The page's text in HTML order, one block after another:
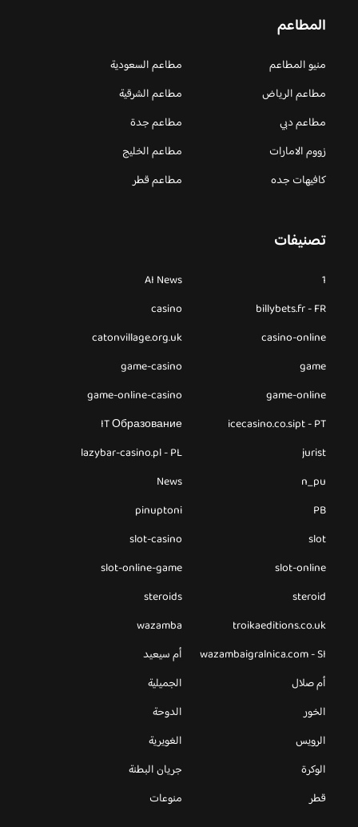
المطاعم
منيو المطاعم
مطاعم السعودية
مطاعم الرياض
مطاعم الشرقية
مطاعم دبي
مطاعم جدة
زووم الامارات
مطاعم الخليج
كافيهات جده
مطاعم قطر
تصنيفات
1
AI News
billybets.fr - FR
casino
casino-online
catonvillage.org.uk
game
game-casino
game-online
game-online-casino
icecasino.co.sipt - PT
IT Образование
jurist
lazybar-casino.pl - PL
n_pu
News
PB
pinuptoni
slot
slot-casino
slot-online
slot-online-game
steroid
steroids
troikaeditions.co.uk
wazamba
wazambaigralnica.com - SI
أم سيعيد
أم صلال
الجميلية
الخور
الدوحة
الرويس
الغويرية
الوكرة
جريان البطنة
قطر
منوعات